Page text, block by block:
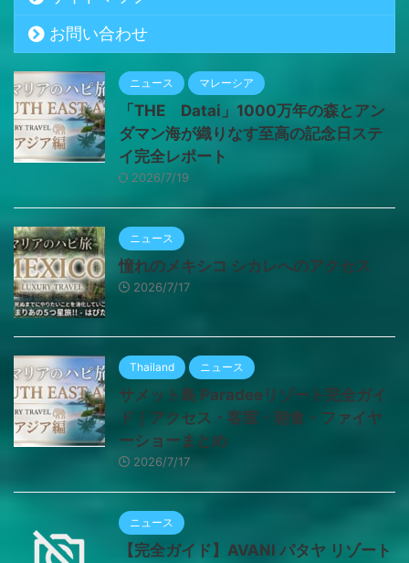
お問い合わせ
ニュース マレーシア
「THE Datai」1000万年の森とアン
ダマン海が織りなす至高の記念日ステ
イ完全レポート
2026/7/19
ニュース
憧れのメキシコ シカレへのアクセス
2026/7/17
Thailand ニュース
サメット島 Paradeeリゾート完全ガイ
ド｜アクセス・客室・朝食・ファイヤ
ーショーまとめ
2026/7/17
ニュース
【完全ガイド】AVANI パタヤ リゾート